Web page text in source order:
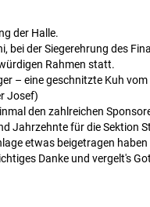
der Halle.
bei der Siegerehrung des
Rahmen statt.
– eine geschnitzte Kuh
Josef)
den zahlreichen
Jahrzehnte für die Sektion
etwas beigetragen
Danke und vergelt's